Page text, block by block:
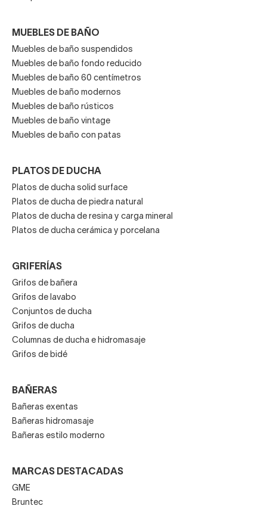
MUEBLES DE BAÑO
Muebles de baño suspendidos
Muebles de baño fondo reducido
Muebles de baño 60 centímetros
Muebles de baño modernos
Muebles de baño rústicos
Muebles de baño vintage
Muebles de baño con patas
PLATOS DE DUCHA
Platos de ducha solid surface
Platos de ducha de piedra natural
Platos de ducha de resina y carga mineral
Platos de ducha cerámica y porcelana
GRIFERÍAS
Grifos de bañera
Grifos de lavabo
Conjuntos de ducha
Grifos de ducha
Columnas de ducha e hidromasaje
Grifos de bidé
BAÑERAS
Bañeras exentas
Bañeras hidromasaje
Bañeras estilo moderno
MARCAS DESTACADAS
GME
Bruntec